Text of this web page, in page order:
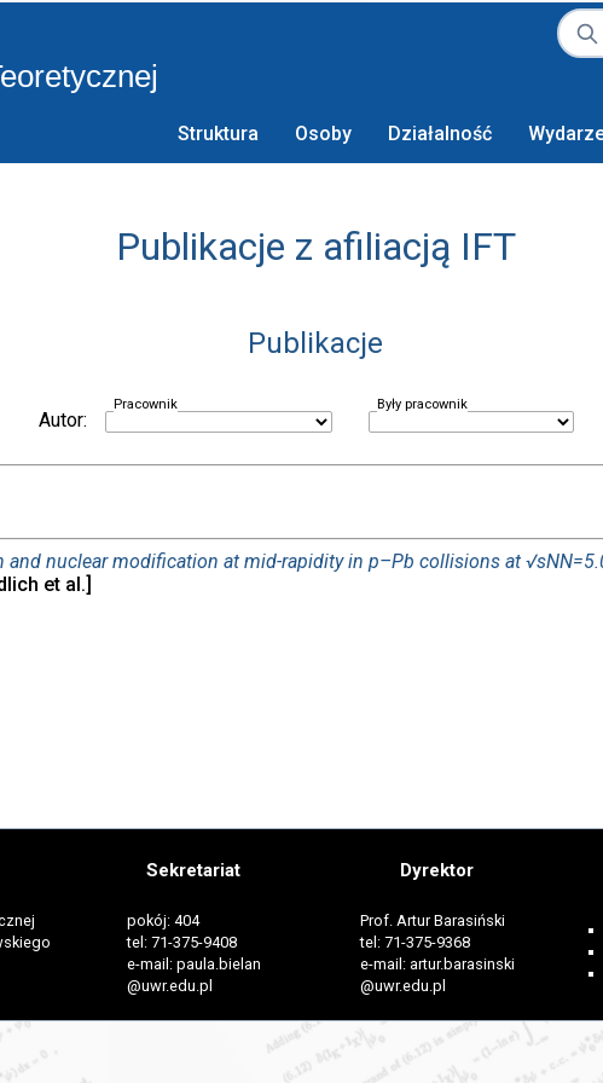
Struktura Osoby Działalność
Publikacje z afiliacją IFT
Publikacje
Autor:
Pracownik Były pracownik
nuclear modification at mid-rapidity in p–Pb collisions at
et al.]
Sekretariat
pokój: 404
tel: 71-375-9408
e-mail: paula.bielan
@uwr.edu.pl
Dyrektor
Prof. Artur Barasiński
tel: 71-375-9368
e-mail: artur.barasinski
@uwr.edu.pl